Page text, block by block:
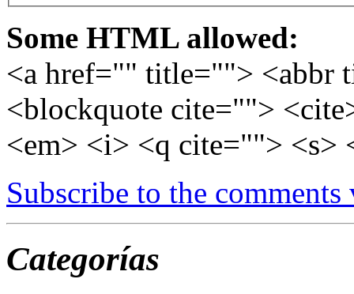
Some HTML allowed:
<a href="" title=""> <abbr
<blockquote cite="">
<em> <i> <q cite=""> <s>
Subscribe to the comments
Categorías